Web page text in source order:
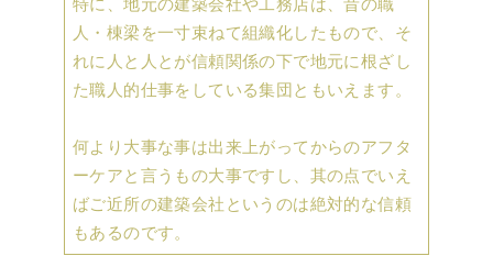
人・棟梁を一寸束ねて組織化したもので、そ
れに人と人とが信頼関係の下で地元に根ざし
た職人的仕事をしている集団ともいえます。
何より大事な事は出来上がってからのアフタ
ーケアと言うもの大事ですし、其の点でいえ
ばご近所の建築会社というのは絶対的な信頼
もあるのです。